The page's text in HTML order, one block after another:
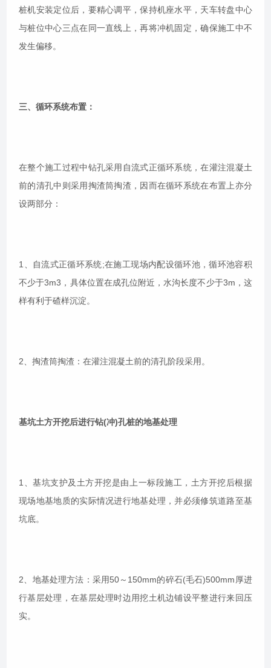
桩机安装定位后，要精心调平，保持机座水平，天车转盘中心
与桩位中心三点在同一直线上，再将冲机固定，确保施工中不
发生偏移。
三、循环系统布置：
在整个施工过程中钻孔采用自流式正循环系统，在灌注混凝土
前的清孔中则采用掏渣筒掏渣，因而在循环系统在布置上亦分
设两部分：
1、自流式正循环系统;在施工现场内配设循环池，循环池容积
不少于3m3，具体位置在成孔位附近，水沟长度不少于3m，这
样有利于碴样沉淀。
2、掏渣筒掏渣：在灌注混凝土前的清孔阶段采用。
基坑土方开挖后进行钻(冲)孔桩的地基处理
1、基坑支护及土方开挖是由上一标段施工，土方开挖后根据
现场地基地质的实际情况进行地基处理，并必须修筑道路至基
坑底。
2、地基处理方法：采用50～150mm的碎石(毛石)500mm厚进
行基层处理，在基层处理时边用挖土机边铺设平整进行来回压
实。